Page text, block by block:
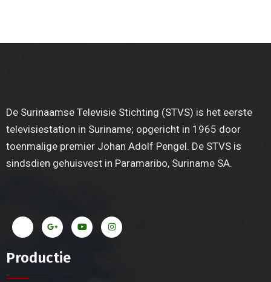
De Surinaamse Televisie Stichting (STVS) is het eerste
televisiestation in Suriname; opgericht in 1965 door
toenmalige premier Johan Adolf Pengel. De STVS is
sindsdien gehuisvest in Paramaribo, Suriname SA.
Productie